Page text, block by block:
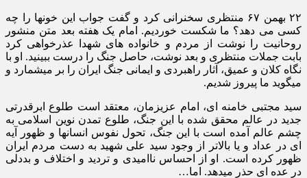
۲۲ بهمن ۶۷ منتظری سخنرانی کرد و گفت جواب این خونها را چه
کسی می دهد؟ ما شکست خوردیم. امام یک هفته بعد متن منشور
روحانیت را نوشت از مردم و خانواده های شهدا عذرخواهی کرد
بابت جملات منتظری و بعد نوشت، حاصل جنگ را درست ببینید. او با
نگاه کلان و عمیق، آثار راهبردی و ایمانی جنگ ایران را بر میشمارد و
میگوید ما پیروز شدیم.
سید مجتبی خامنه ای، امام عزیزمان، معتقد است طلوع ابرقدرتی
جدید در عالم محقق شده با این جنگ، طلوع تمدن نوین اسلامی به
چشم عالم آمده است با این جنگ، تحول نفوس انسانها و ظهور آیه
ای در عداد و یا بالاتر از وجود سید علی شهید به دست مردم ایران
ظهور کرده است. او از احساس ناامیدی و تردید و اختلاف و بددلی
در عده ای حذر میدهد. اما…